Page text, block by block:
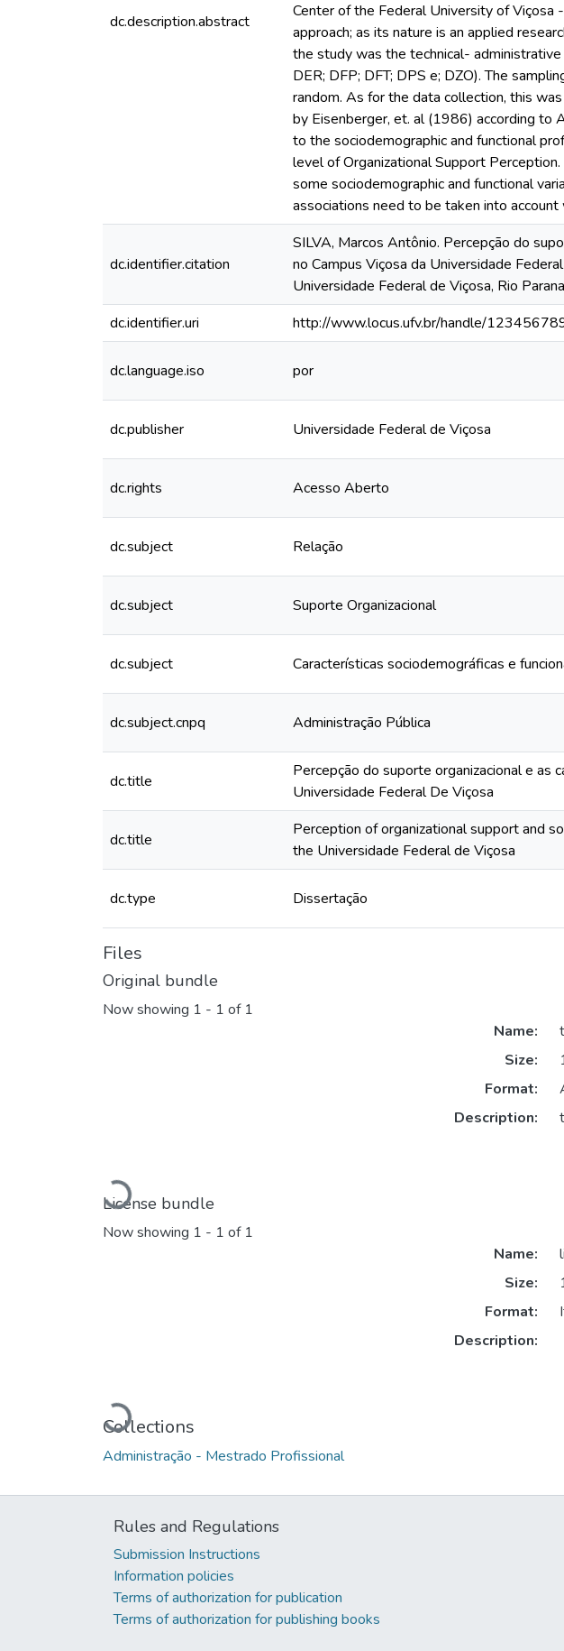
dc.description.abstract
Center of the Federal University of Viçosa
approach; as its nature is an applied
the study was the technical-
DER; DFP; DFT; DPS e; DZO). The
random. As for the data collection, this
by Eisenberger, et. al (1986) according to
to the sociodemographic and functional
level of Organizational Support
some sociodemographic and functional
associations need to be taken into
dc.identifier.citation
SILVA, Marcos Antônio. Percepção do
no Campus Viçosa da Universidade
Universidade Federal de Viçosa, Rio
dc.identifier.uri http://www.locus.ufv.br/handle/
dc.language.iso por
dc.publisher Universidade Federal de Viçosa
dc.rights Acesso Aberto
dc.subject Relação
dc.subject Suporte Organizacional
dc.subject Características sociodemográficas e
dc.subject.cnpq Administração Pública
dc.title
Percepção do suporte organizacional e as
Universidade Federal De Viçosa
dc.title
Perception of organizational support and
the Universidade Federal de Viçosa
dc.type Dissertação
Files
Original bundle
Now showing 1 - 1 of 1
Loading...
Name:
Size:
Format:
Description:
License bundle
Now showing 1 - 1 of 1
Loading...
Name:
Size:
Format:
Description:
Collections
Administração - Mestrado Profissional
Rules and Regulations
Submission Instructions
Information policies
Terms of authorization for publication
Terms of authorization for publishing books